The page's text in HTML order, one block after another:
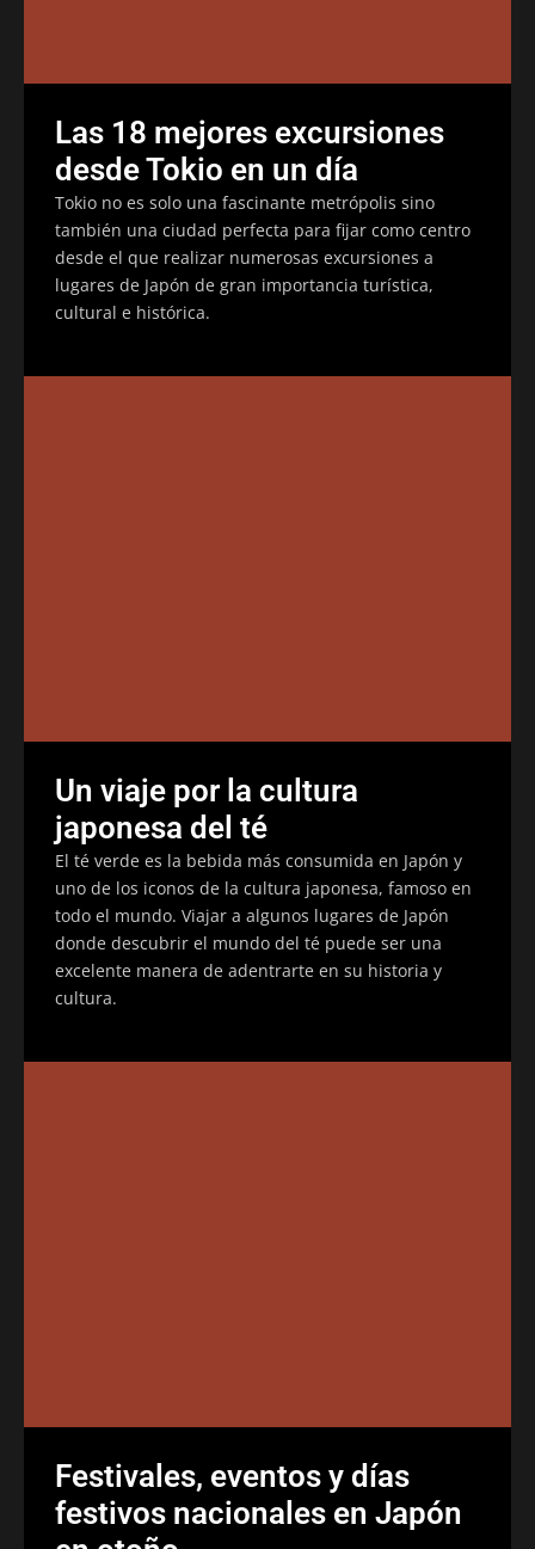
Las 18 mejores excursiones
desde Tokio en un día
Tokio no es solo una fascinante metrópolis sino
también una ciudad perfecta para fijar como centro
desde el que realizar numerosas excursiones a
lugares de Japón de gran importancia turística,
cultural e histórica.
Un viaje por la cultura
japonesa del té
El té verde es la bebida más consumida en Japón y
uno de los iconos de la cultura japonesa, famoso en
todo el mundo. Viajar a algunos lugares de Japón
donde descubrir el mundo del té puede ser una
excelente manera de adentrarte en su historia y
cultura.
Festivales, eventos y días
festivos nacionales en Japón